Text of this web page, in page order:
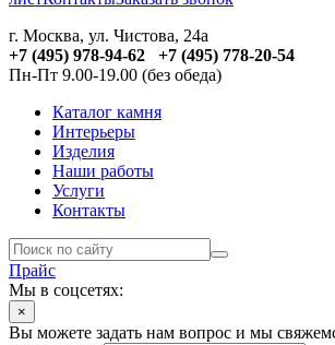
г. Москва, ул. Чистова, 24а
+7 (495) 978-94-62 +7 (495) 778-20-54
Пн-Пт 9.00-19.00 (без обеда)
Каталог камня
Интерьеры
Изделия
Наши работы
Услуги
Контакты
Прайс
Мы в соцсетях:
×
Вы можете задать нам вопрос и мы